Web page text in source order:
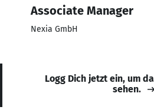
Associate Manager
Nexia GmbH
Logg Dich jetzt ein, um
sehen.